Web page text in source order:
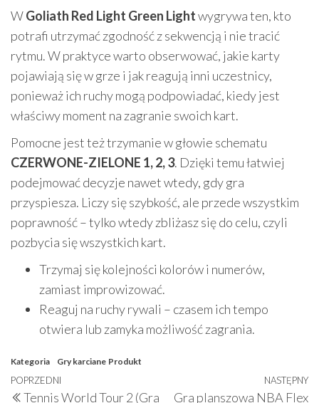
WGoliath Red Light Green Lightwygrywa ten, kto
potrafi utrzymać zgodność z sekwencją i nie tracić
rytmu. W praktyce warto obserwować, jakie karty
pojawiają się w grze i jak reagują inni uczestnicy,
ponieważ ich ruchy mogą podpowiadać, kiedy jest
właściwy moment na zagranie swoich kart.
Pomocne jest też trzymanie w głowie schematu
CZERWONE-ZIELONE 1, 2, 3. Dzięki temu łatwiej
podejmować decyzje nawet wtedy, gdy gra
przyspiesza. Liczy się szybkość, ale przede wszystkim
poprawność – tylko wtedy zbliżasz się do celu, czyli
pozbycia się wszystkich kart.
Trzymaj się kolejności kolorów i numerów,
zamiast improwizować.
Reaguj na ruchy rywali – czasem ich tempo
otwiera lub zamyka możliwość zagrania.
Kategoria Gry karciane Produkt
Nawigacja
Poprzedni
POPRZEDNI
Tennis World Tour 2 (Gra
NASTĘPNY
Gra planszowa NBA Flex